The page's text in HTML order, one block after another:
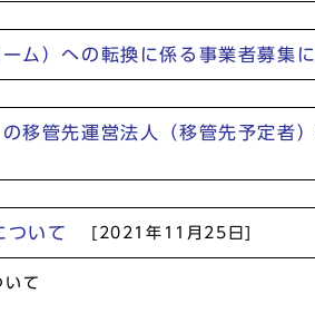
ム）への転換に係る事業者募集
移管先運営法人（移管先予定者
ついて [2021年11月25日]
いて